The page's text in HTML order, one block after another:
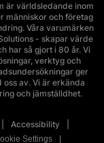
är världsledande inom
människor och företag
Våra varumärken
- skapar värde
har så gjort i 80 år. Vi
verktyg och
ger
av. Vi är erkända
och jämställdhet.
Accessibility
Settings